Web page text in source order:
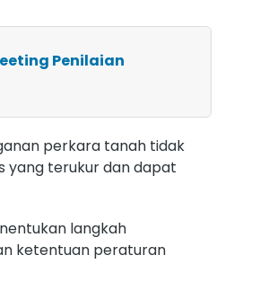
Penilaian
perkara tanah tidak
yang terukur dan dapat
langkah
ketentuan peraturan